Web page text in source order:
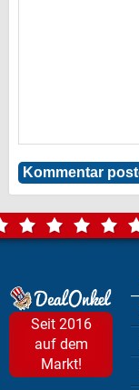
Seit 2016
auf dem
Markt!